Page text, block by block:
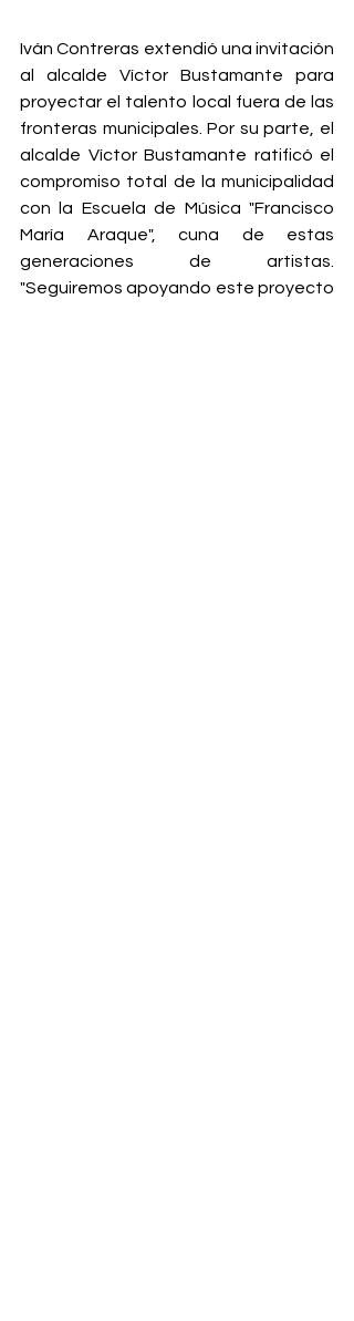
Iván Contreras extendió una invitación
al alcalde Víctor Bustamante para
proyectar el talento local fuera de las
fronteras municipales. Por su parte, el
alcalde Víctor Bustamante ratificó el
compromiso total de la municipalidad
con la Escuela de Música "Francisco
María Araque", cuna de estas
generaciones de artistas.
"Seguiremos apoyando este proyecto